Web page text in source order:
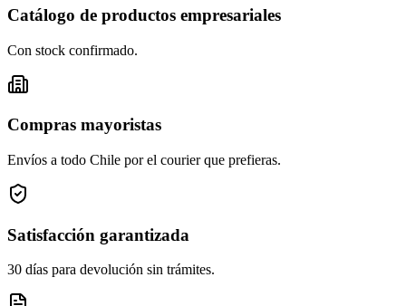
Catálogo de productos empresariales
Con stock confirmado.
Compras mayoristas
Envíos a todo Chile por el courier que prefieras.
Satisfacción garantizada
30 días para devolución sin trámites.